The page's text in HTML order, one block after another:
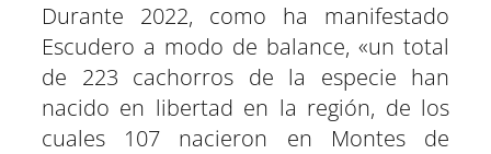
Durante 2022, como ha manifestado
Escudero a modo de balance, «un total
de 223 cachorros de la especie han
nacido en libertad en la región, de los
cuales 107 nacieron en Montes de